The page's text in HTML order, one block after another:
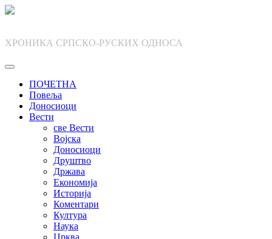
Skip
ХРОНИКА СРПСКО-РУСКИХ ОДНОСА
ПОЧЕТНА
Повеља
Доносиоци
Вести
све Вести
Војска
Доносиоци
Друштво
Држава
Економија
Историја
Коментари
Култура
Наука
Црква